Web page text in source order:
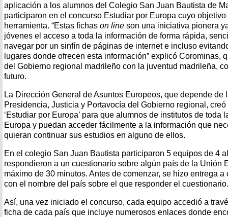
aplicación a los alumnos del Colegio San Juan Bautista de
participaron en el concurso Estudiar por Europa cuyo objetivo
herramienta. “Estas fichas on line son una iniciativa pionera
jóvenes el acceso a toda la información de forma rápida,
navegar por un sinfín de páginas de internet e incluso
lugares donde ofrecen esta información” explicó Corominas,
del Gobierno regional madrileño con la juventud madrileña,
futuro.
La Dirección General de Asuntos Europeos, que depende
Presidencia, Justicia y Portavocía del Gobierno regional,
‘Estudiar por Europa’ para que alumnos de institutos de toda
Europa y puedan acceder fácilmente a la información que
quieran continuar sus estudios en alguno de ellos.
En el colegio San Juan Bautista participaron 5 equipos de 4
respondieron a un cuestionario sobre algún país de la Unión
máximo de 30 minutos. Antes de comenzar, se hizo entrega a
con el nombre del país sobre el que responder el cuestionario.
Así, una vez iniciado el concurso, cada equipo accedió a
ficha de cada país que incluye numerosos enlaces donde